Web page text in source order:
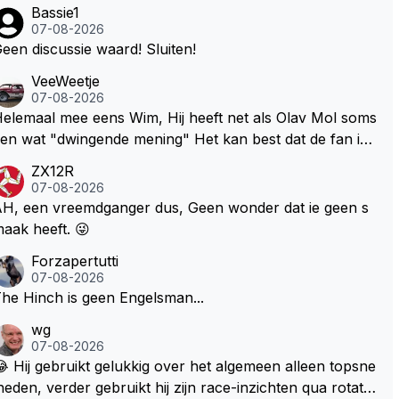
Bassie1
07-08-2026
discussie waard! Sluiten!
VeeWeetje
07-08-2026
mee eens Wim, Hij heeft net als Olav Mol soms
wat "dwingende mening" Het kan best dat de fan in
te roepen. Maar in een tijd zonder races zijn dit leuke
ZX12R
07-08-2026
een vreemdganger dus, Geen wonder dat ie geen s
heeft. 😜
Forzapertutti
07-08-2026
Hinch is geen Engelsman...
wg
07-08-2026
Hij gebruikt gelukkig over het algemeen alleen topsne
verder gebruikt hij zijn race-inzichten qua rotati